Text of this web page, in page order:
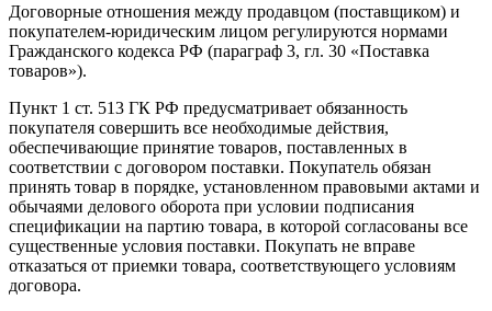
Договорные отношения между продавцом (поставщиком) и
покупателем-юридическим лицом регулируются нормами
Гражданского кодекса РФ (параграф 3, гл. 30 «Поставка
товаров»).
Пункт 1 ст. 513 ГК РФ предусматривает обязанность
покупателя совершить все необходимые действия,
обеспечивающие принятие товаров, поставленных в
соответствии с договором поставки. Покупатель обязан
принять товар в порядке, установленном правовыми актами и
обычаями делового оборота при условии подписания
спецификации на партию товара, в которой согласованы все
существенные условия поставки. Покупать не вправе
отказаться от приемки товара, соответствующего условиям
договора.